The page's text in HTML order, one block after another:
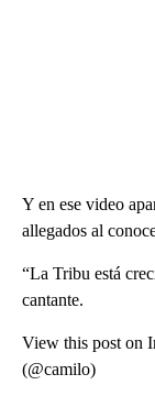
Y en ese video
allegados al
“La Tribu está
cantante.
View this post on
(@camilo)